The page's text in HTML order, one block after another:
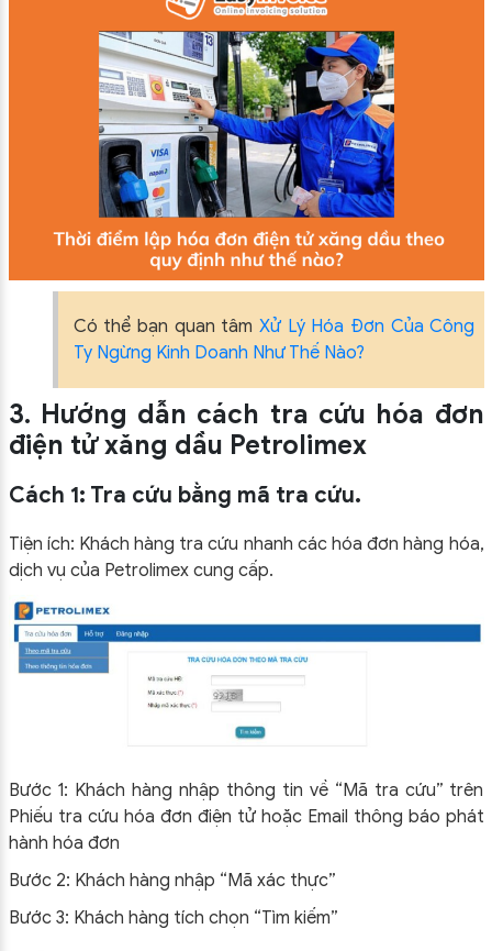
Có thể bạn quan tâm Xử Lý Hóa Đơn Của Công
Ty Ngừng Kinh Doanh Như Thế Nào?
3. Hướng dẫn cách tra cứu hóa đơn
điện tử xăng dầu Petrolimex
Cách 1: Tra cứu bằng mã tra cứu.
Tiện ích: Khách hàng tra cứu nhanh các hóa đơn hàng hóa,
dịch vụ của Petrolimex cung cấp.
Bước 1: Khách hàng nhập thông tin về “Mã tra cứu” trên
Phiếu tra cứu hóa đơn điện tử hoặc Email thông báo phát
hành hóa đơn
Bước 2: Khách hàng nhập “Mã xác thực”
Bước 3: Khách hàng tích chọn “Tìm kiếm”